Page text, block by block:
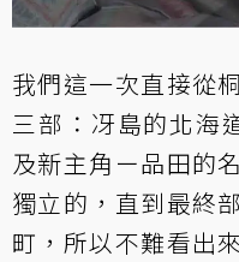
我們這一次直接從
三部：冴島的北海
及新主角ー品田的
獨立的，直到最終
町，所以不難看出